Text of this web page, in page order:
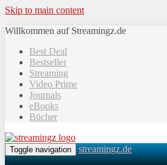
Skip to main content
Willkommen auf Streamingz.de
Best Deal
Bestseller
Streaming
Video Prime
Journals
eBooks
Bücher
Toggle navigation streamingz.de